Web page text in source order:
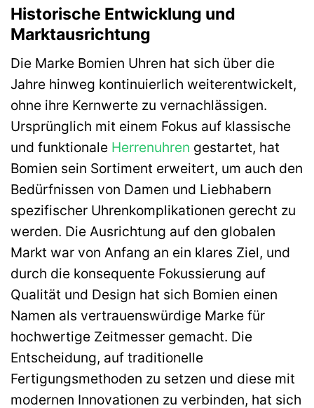
Historische Entwicklung und
Marktausrichtung
Die Marke Bomien Uhren hat sich über die
Jahre hinweg kontinuierlich weiterentwickelt,
ohne ihre Kernwerte zu vernachlässigen.
Ursprünglich mit einem Fokus auf klassische
und funktionale Herrenuhren gestartet, hat
Bomien sein Sortiment erweitert, um auch den
Bedürfnissen von Damen und Liebhabern
spezifischer Uhrenkomplikationen gerecht zu
werden. Die Ausrichtung auf den globalen
Markt war von Anfang an ein klares Ziel, und
durch die konsequente Fokussierung auf
Qualität und Design hat sich Bomien einen
Namen als vertrauenswürdige Marke für
hochwertige Zeitmesser gemacht. Die
Entscheidung, auf traditionelle
Fertigungsmethoden zu setzen und diese mit
modernen Innovationen zu verbinden, hat sich